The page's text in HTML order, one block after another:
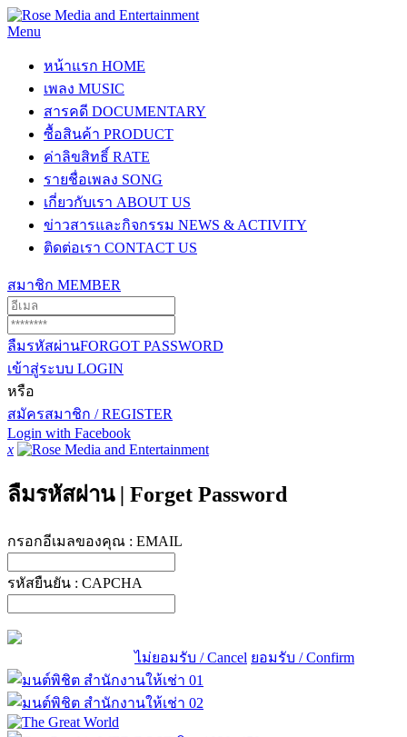
Menu
หน้าแรก HOME
เพลง MUSIC
สารคดี DOCUMENTARY
ซื้อสินค้า PRODUCT
ค่าลิขสิทธิ์ RATE
รายชื่อเพลง SONG
เกี่ยวกับเรา ABOUT US
ข่าวสารและกิจกรรม NEWS & ACTIVITY
ติดต่อเรา CONTACT US
สมาชิก MEMBER
ลืมรหัสผ่านFORGOT PASSWORD
เข้าสู่ระบบ LOGIN
หรือ
สมัครสมาชิก / REGISTER
Login with Facebook
x
ลืมรหัสผ่าน | Forget Password
กรอกอีเมลของคุณ : EMAIL
รหัสยืนยัน : CAPCHA
ไม่ยอมรับ / Cancel ยอมรับ / Confirm